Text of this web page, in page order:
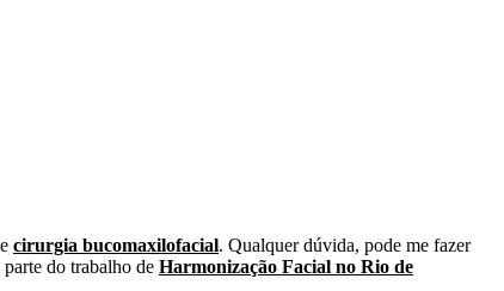
cirurgia bucomaxilofacial. Qualquer dúvida, pode me fazer
do trabalho de Harmonização Facial no Rio de